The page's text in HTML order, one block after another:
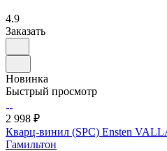
4.9
Заказать
Новинка
Быстрый просмотр
2 998 ₽
Кварц-винил (SPC) Ensten
Гамильтон